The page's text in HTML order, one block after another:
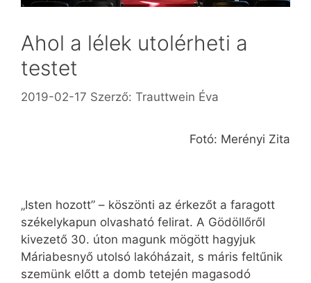
Ahol a lélek utolérheti a
testet
2019-02-17 Szerző: Trauttwein Éva
Fotó: Merényi Zita
„Isten hozott” – köszönti az érkezőt a faragott
székelykapun olvasható felirat. A Gödöllőről
kivezető 30. úton magunk mögött hagyjuk
Máriabesnyő utolsó lakóházait, s máris feltűnik
szemünk előtt a domb tetején magasodó